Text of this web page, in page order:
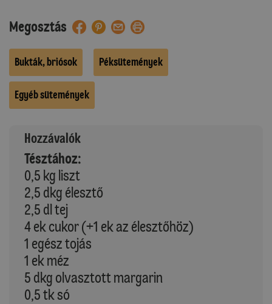
Megosztás
Bukták, briósok Péksütemények
Egyéb sütemények
Hozzávalók
Tésztához:
0,5 kg liszt
2,5 dkg élesztő
2,5 dl tej
4 ek cukor (+1 ek az élesztőhöz)
1 egész tojás
1 ek méz
5 dkg olvasztott margarin
0,5 tk só